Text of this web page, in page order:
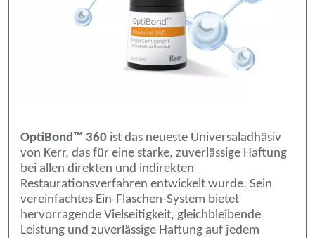
OptiBond™ 360 ist das neueste Universaladhäsiv
von Kerr, das für eine starke, zuverlässige Haftung
bei allen direkten und indirekten
Restaurationsverfahren entwickelt wurde. Sein
vereinfachtes Ein-Flaschen-System bietet
hervorragende Vielseitigkeit, gleichbleibende
Leistung und zuverlässige Haftung auf jedem